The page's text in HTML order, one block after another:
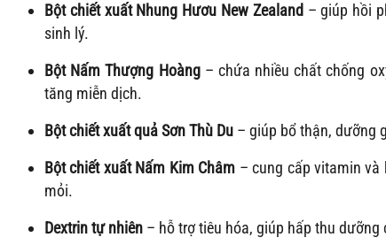
Bột chiết xuất Nhung Hươu New Zealand – giúp hồi
sinh lý.
Bột Nấm Thượng Hoàng– chứa nhiều chất chống
tăng miễn dịch.
Bột chiết xuất quả Sơn Thù Du – giúp bổ thận, dưỡng
Bột chiết xuất Nấm Kim Châm – cung cấp vitamin và
mỏi.
Dextrin tự nhiên – hỗ trợ tiêu hóa, giúp hấp thu dưỡng